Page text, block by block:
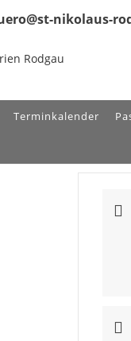
nikolaus-
Terminkalender